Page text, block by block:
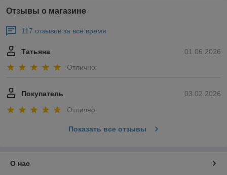
Отзывы о магазине
117 отзывов за всё время
01.06.2026
Татьяна
Отлично
03.02.2026
Покупатель
Отлично
Показать все отзывы
О нас